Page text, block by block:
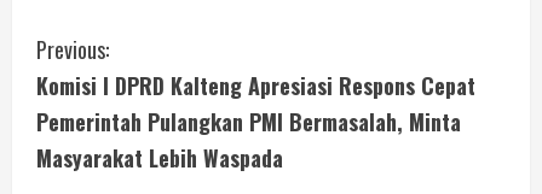
Previous:
Komisi I DPRD Kalteng Apresiasi Respons Cepat
Pemerintah Pulangkan PMI Bermasalah, Minta
Masyarakat Lebih Waspada